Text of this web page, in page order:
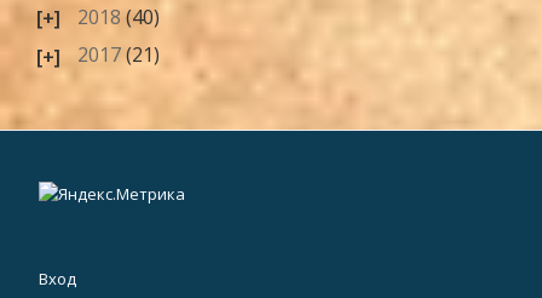
2018 (40)
2017(21)
Вход